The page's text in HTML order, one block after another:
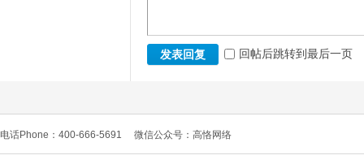
发表回复 回帖后跳转到最后一页
电话Phone：400-666-5691 微信公众号：高恪网络